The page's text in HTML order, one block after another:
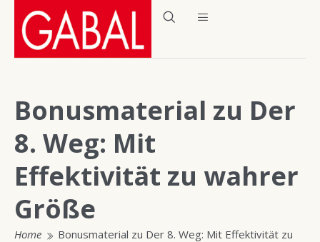
Bonusmaterial zu Der
8. Weg: Mit
Effektivität zu wahrer
Größe
Home
Bonusmaterial zu Der 8. Weg: Mit Effektivität zu